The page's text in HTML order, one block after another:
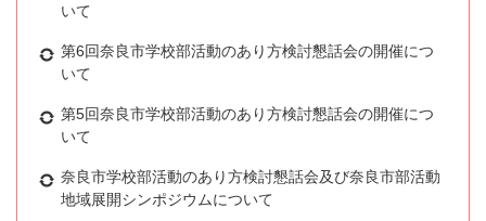
いて
第6回奈良市学校部活動のあり方検討懇話会の開催につ
いて
第5回奈良市学校部活動のあり方検討懇話会の開催につ
いて
奈良市学校部活動のあり方検討懇話会及び奈良市部活動
地域展開シンポジウムについて